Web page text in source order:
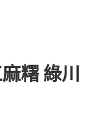
糬 綠川